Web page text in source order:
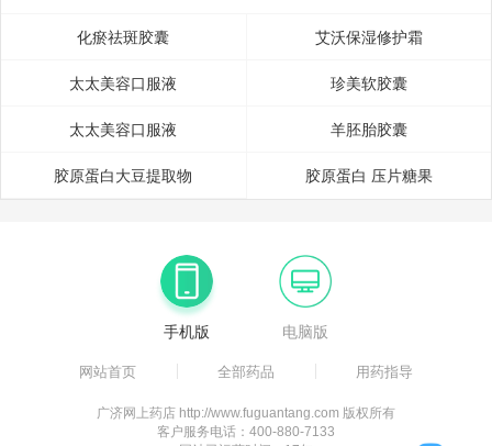
化瘀祛斑胶囊 艾沃保湿修护霜
太太美容口服液 珍美软胶囊
太太美容口服液 羊胚胎胶囊
胶原蛋白大豆提取物 胶原蛋白 压片糖果
手机版 电脑版
网站首页 全部药品 用药指导
广济网上药店 http://www.fuguantang.com 版权所有
客户服务电话：400-880-7133